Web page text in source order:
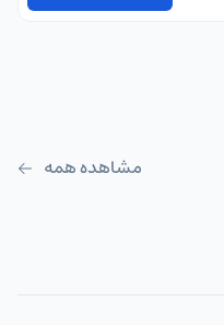
مشاهده همه